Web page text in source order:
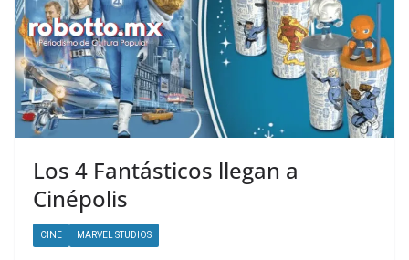
Los 4 Fantásticos llegan a
Cinépolis
CINE MARVEL STUDIOS